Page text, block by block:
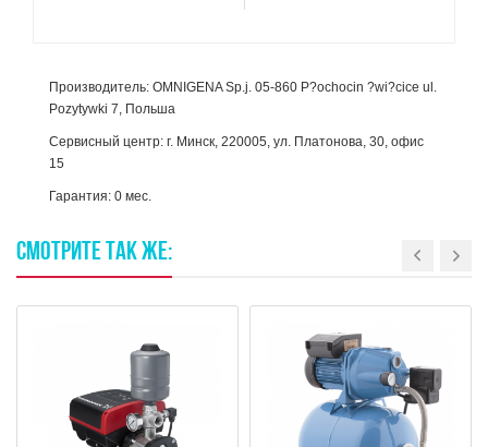
Производитель: OMNIGENA Sp.j. 05-860 P?ochocin ?wi?cice ul.
Pozytywki 7, Польша
Сервисный центр: г. Минск, 220005, ул. Платонова, 30, офис
15
Гарантия: 0 мес.
СМОТРИТЕ ТАКЖЕ: